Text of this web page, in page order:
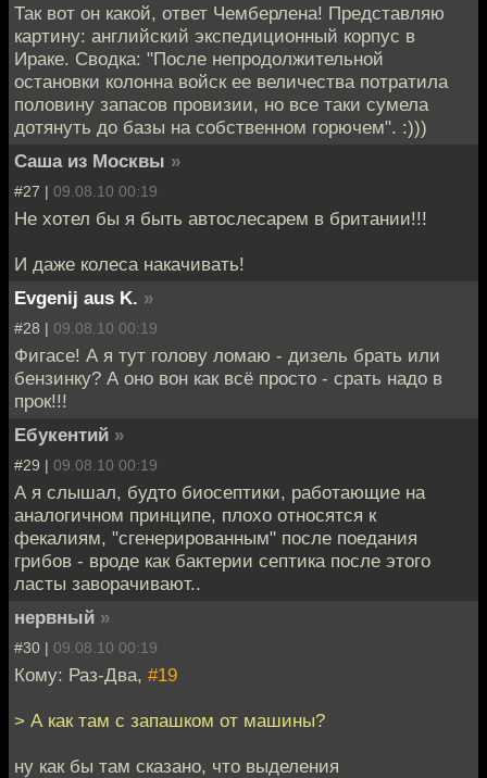
Так вот он какой, ответ Чемберлена! Представляю
картину: английский экспедиционный корпус в
Ираке. Сводка: "После непродолжительной
остановки колонна войск ее величества потратила
половину запасов провизии, но все таки сумела
дотянуть до базы на собственном горючем". :)))
Саша из Москвы »
#27 | 09.08.10 00:19
Не хотел бы я быть автослесарем в британии!!!
И даже колеса накачивать!
Evgenij aus K. »
#28 | 09.08.10 00:19
Фигасе! А я тут голову ломаю - дизель брать или
бензинку? А оно вон как всё просто - срать надо в
прок!!!
Ебукентий »
#29 | 09.08.10 00:19
А я слышал, будто биосептики, работающие на
аналогичном принципе, плохо относятся к
фекалиям, "сгенерированным" после поедания
грибов - вроде как бактерии септика после этого
ласты заворачивают..
нервный »
#30 | 09.08.10 00:19
Кому: Раз-Два, #19
> А как там с запашком от машины?
ну как бы там сказано, что выделения